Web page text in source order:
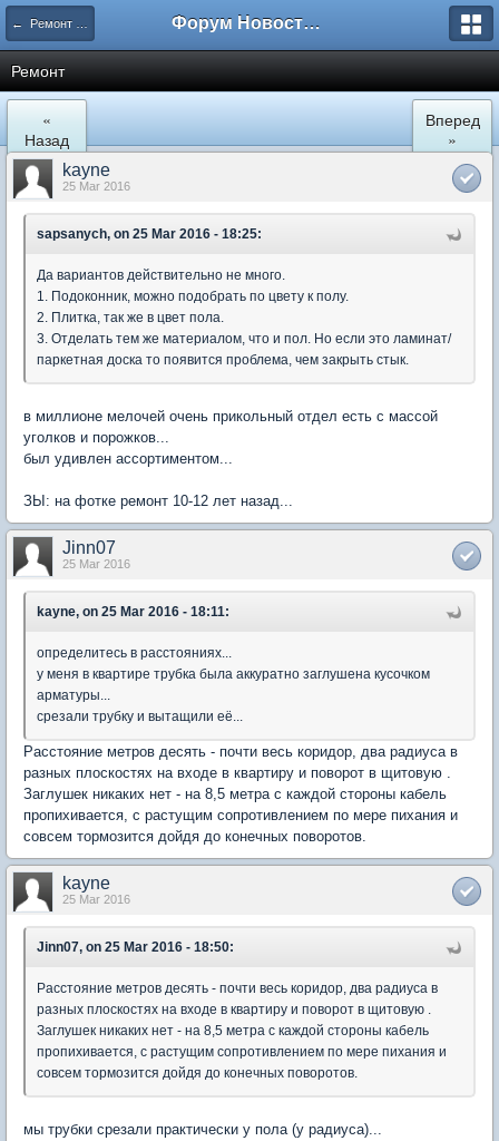
← Ремонт и обустройство Форум Новостройки
Ремонт
«
Назад
Вперед
»
kayne
25 Mar 2016
sapsanych, on 25 Mar 2016 - 18:25:
Да вариантов действительно не много.
1. Подоконник, можно подобрать по цвету к полу.
2. Плитка, так же в цвет пола.
3. Отделать тем же материалом, что и пол. Но если это ламинат/
паркетная доска то появится проблема, чем закрыть стык.
в миллионе мелочей очень прикольный отдел есть с массой
уголков и порожков...
был удивлен ассортиментом...
ЗЫ: на фотке ремонт 10-12 лет назад...
Jinn07
25 Mar 2016
kayne, on 25 Mar 2016 - 18:11:
определитесь в расстояниях...
у меня в квартире трубка была аккуратно заглушена кусочком
арматуры...
срезали трубку и вытащили её...
Расстояние метров десять - почти весь коридор, два радиуса в
разных плоскостях на входе в квартиру и поворот в щитовую .
Заглушек никаких нет - на 8,5 метра с каждой стороны кабель
пропихивается, с растущим сопротивлением по мере пихания и
совсем тормозится дойдя до конечных поворотов.
kayne
25 Mar 2016
Jinn07, on 25 Mar 2016 - 18:50:
Расстояние метров десять - почти весь коридор, два радиуса в
разных плоскостях на входе в квартиру и поворот в щитовую .
Заглушек никаких нет - на 8,5 метра с каждой стороны кабель
пропихивается, с растущим сопротивлением по мере пихания и
совсем тормозится дойдя до конечных поворотов.
мы трубки срезали практически у пола (у радиуса)...